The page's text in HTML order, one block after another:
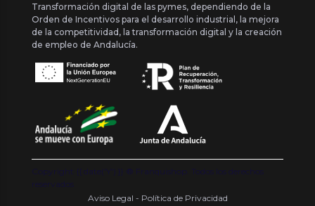
Transformación digital de las pymes, dependiendo de la
Orden de Incentivos para el desarrollo industrial, la mejora
de la competitividad, la transformación digital y la creación
de empleo de Andalucía.
Copyright {{ date('Y') }} ® Franquishop. Todos los derechos
reservados
Aviso Legal - Política de Privacidad